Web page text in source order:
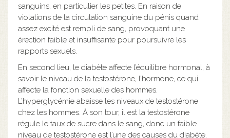
sanguins, en particulier les petites. En raison de
violations de la circulation sanguine du pénis quand
assez excité est rempli de sang, provoquant une
érection faible et insuffisante pour poursuivre les
rapports sexuels.
En second lieu, le diabète affecte l’équilibre hormonal, à
savoir le niveau de la testostérone, l’hormone, ce qui
affecte la fonction sexuelle des hommes.
L’hyperglycémie abaisse les niveaux de testostérone
chez les hommes. À son tour, il est la testostérone
régule le taux de sucre dans le sang, donc un faible
niveau de testostérone est l’une des causes du diabète.